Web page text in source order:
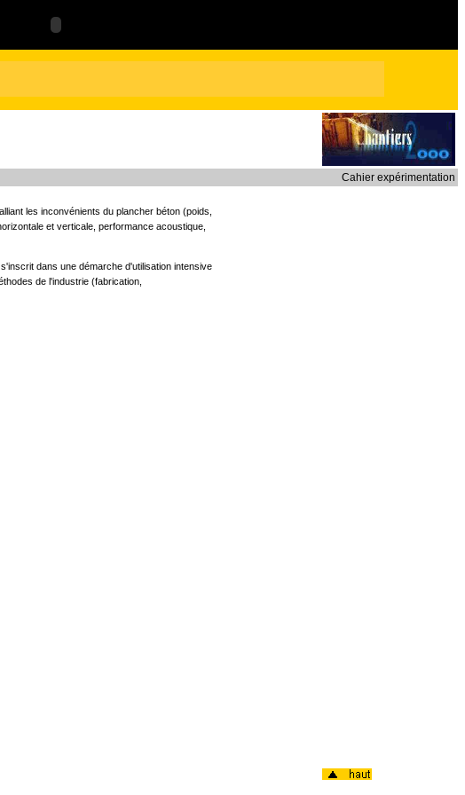
Cahier expérimentation
les inconvénients du plancher béton (poids,
et verticale, performance acoustique,
dans une démarche d'utilisation intensive
de l'industrie (fabrication,